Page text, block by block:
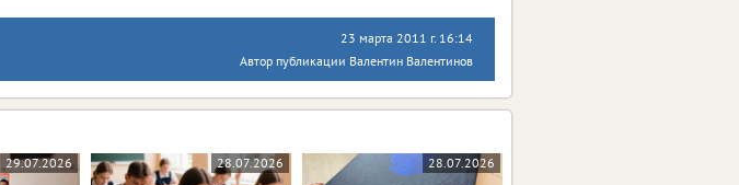
23 марта 2011 г. 16:14
Автор публикации Валентин Валентинов
29.07.2026 28.07.2026 28.07.2026